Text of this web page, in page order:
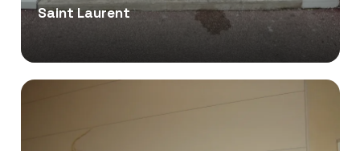
Saint Laurent